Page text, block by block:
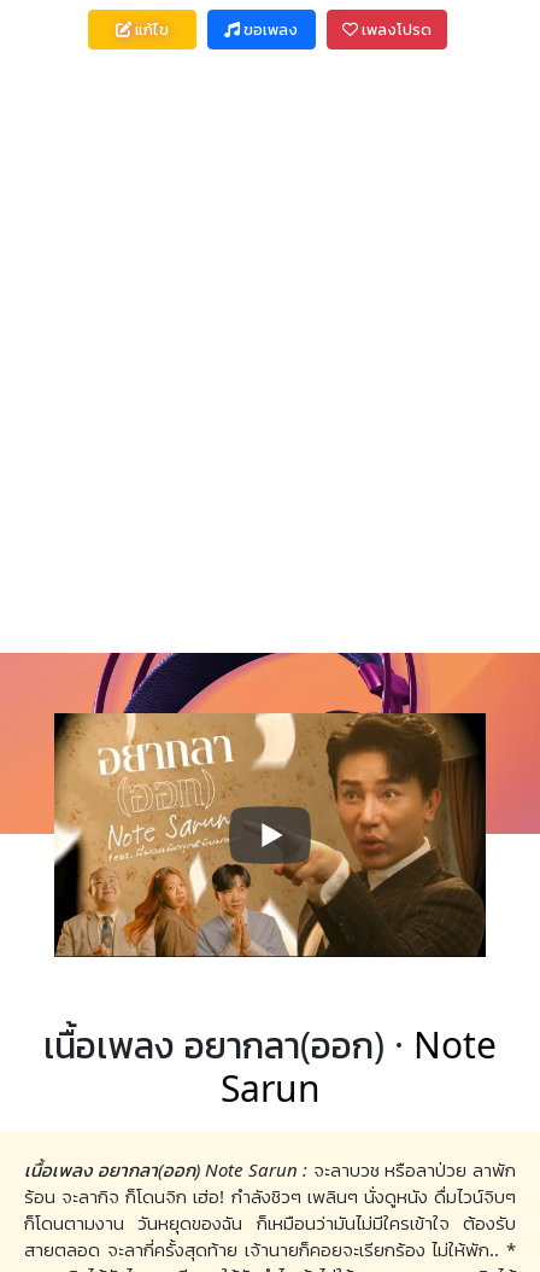
แก้ไข ขอเพลง เพลงโปรด
เนื้อเพลง อยากลา(ออก) · Note
Sarun
เนื้อเพลง อยากลา(ออก) Note Sarun : จะลาบวช หรือลาป่วย ลาพัก
ร้อน จะลากิจ ก็โดนจิก เฮ่อ! กำลังชิวๆ เพลินๆ นั่งดูหนัง ดื่มไวน์จิบๆ
ก็โดนตามงาน วันหยุดของฉัน ก็เหมือนว่ามันไม่มีใครเข้าใจ ต้องรับ
สายตลอด จะลากี่ครั้งสุดท้าย เจ้านายก็คอยจะเรียกร้อง ไม่ให้พัก.. *